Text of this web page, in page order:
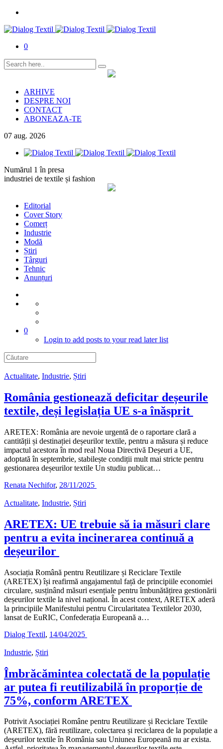
0
ARHIVE
DESPRE NOI
CONTACT
ABONEAZA-TE
07 aug. 2026
Numărul 1 în presa
industriei de textile și fashion
Editorial
Cover Story
Comerț
Industrie
Modă
Știri
Târguri
Tehnic
Anunțuri
0
Login to add posts to your read later list
Actualitate, Industrie, Știri
România gestionează deficitar deșeurile
textile, deși legislația UE s-a înăsprit
ARETEX: România are nevoie urgentă de o raportare clară a
cantității și destinației deșeurilor textile, pentru a măsura și reduce
impactul acestora în mod real Noua Directivă Deșeuri a UE,
adoptată în septembrie, stabilește condiții mult mai stricte pentru
gestionarea deșeurilor textile Un studiu publicat…
Renata Nechifor, 28/11/2025
Actualitate, Industrie, Știri
ARETEX: UE trebuie să ia măsuri clare
pentru a evita incinerarea continuă a
deșeurilor
Asociația Română pentru Reutilizare și Reciclare Textile
(ARETEX) își reafirmă angajamentul față de principiile economiei
circulare, susținând măsuri esențiale pentru îmbunătățirea gestionării
deșeurilor textile la nivel național. În acest context, ARETEX aderă
la principiile Manifestului pentru Circularitatea Textilelor 2030,
lansat de EuRIC, Confederația Europeană a…
Dialog Textil, 14/04/2025
Industrie, Știri
Îmbrăcămintea colectată de la populație
ar putea fi reutilizabilă în proporție de
75%, conform ARETEX
Potrivit Asociației Române pentru Reutilizare și Reciclare Textile
(ARETEX), fără reutilizare, colectarea și reciclarea de la populație a
deșeurilor textile în România sau Uniunea Europeană nu ar exista.